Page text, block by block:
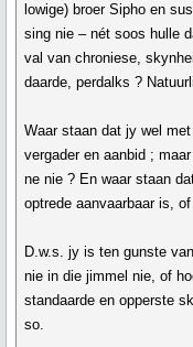
lowige) broer Sipho en
sing nie – nét soos hulle
val van chroniese,
daarde, perdalks ?
Waar staan dat jy wel
vergader en aanbid ;
ne nie ? En waar staan
optrede aanvaarbaar is,
D.w.s. jy is ten gunste
nie in die jimmel nie, of
standaarde en opperste
so.